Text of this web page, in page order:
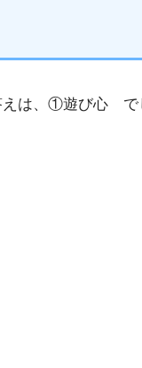
えは、①遊び心 で